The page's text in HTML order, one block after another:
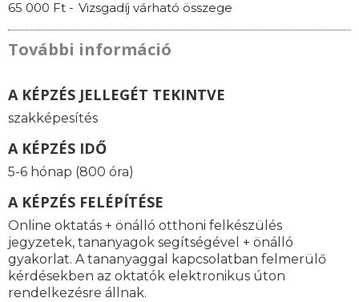
65 000 Ft - Vizsgadíj várható összege
További információ
A KÉPZÉS JELLEGÉT TEKINTVE
szakképesítés
A KÉPZÉS IDŐ
5-6 hónap (800 óra)
A KÉPZÉS FELÉPÍTÉSE
Online oktatás + önálló otthoni felkészülés
jegyzetek, tananyagok segítségével + önálló
gyakorlat. A tananyaggal kapcsolatban felmerülő
kérdésekben az oktatók elektronikus úton
rendelkezésre állnak.